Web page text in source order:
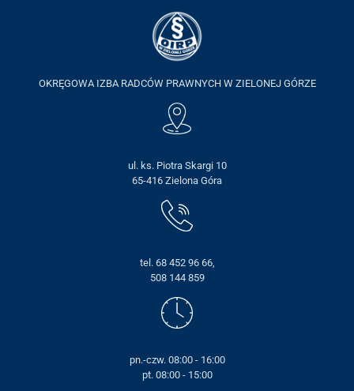
OKRĘGOWA IZBA RADCÓW PRAWNYCH W ZIELONEJ GÓRZE
ul. ks. Piotra Skargi 10
65-416 Zielona Góra
tel. 68 452 96 66,
508 144 859
pn.-czw. 08:00 - 16:00
pt. 08:00 - 15:00